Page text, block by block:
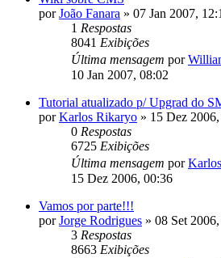
porJoão Fanara » 07 Jan 2007,
1 Respostas
8041 Exibições
Última mensagem por
10 Jan 2007, 08:02
Tutorial atualizado p/ Upgrad do
porKarlos Rikaryo » 15 Dez
0 Respostas
6725 Exibições
Última mensagem por
15 Dez 2006, 00:36
Vamos por parte!!!
porJorge Rodrigues » 08 Set
3 Respostas
8663 Exibições